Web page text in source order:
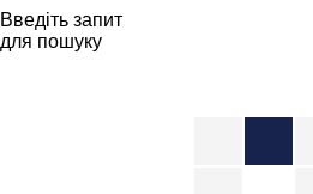
Введіть запит
для пошуку